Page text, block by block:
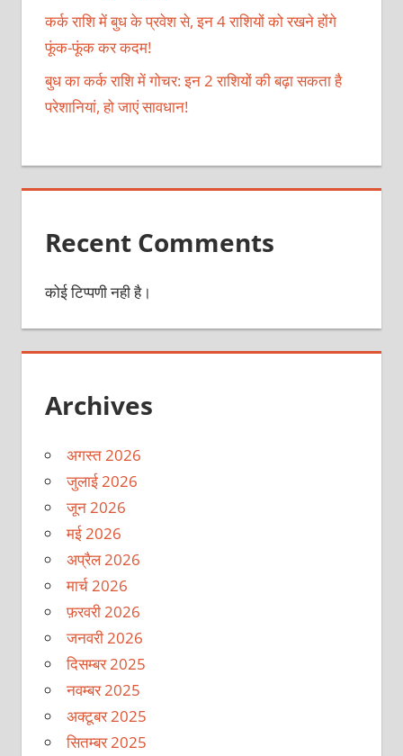
कर्क राशि में बुध के प्रवेश से, इन 4 राशियों को रखने होंगे
फूंक-फूंक कर कदम!
बुध का कर्क राशि में गोचर: इन 2 राशियों की बढ़ा सकता है
परेशानियां, हो जाएं सावधान!
Recent Comments
कोई टिप्पणी नही है।
Archives
अगस्त 2026
जुलाई 2026
जून 2026
मई 2026
अप्रैल 2026
मार्च 2026
फ़रवरी 2026
जनवरी 2026
दिसम्बर 2025
नवम्बर 2025
अक्टूबर 2025
सितम्बर 2025